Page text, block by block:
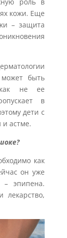
кожи. Еще
– защита
может быть
не ее
в
дети с
и астме.
как
он уже
– эпипена.
лекарство,